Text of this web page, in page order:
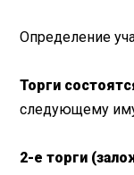
Определение
Торги
следующему
2-е торги